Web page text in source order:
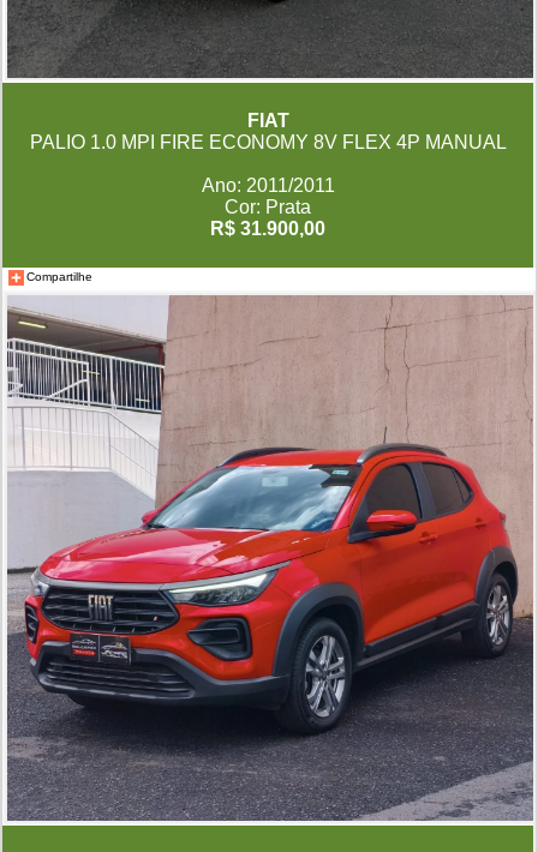
FIAT
PALIO 1.0 MPI FIRE ECONOMY 8V FLEX 4P MANUAL
Ano: 2011/2011
Cor: Prata
R$ 31.900,00
Compartilhe